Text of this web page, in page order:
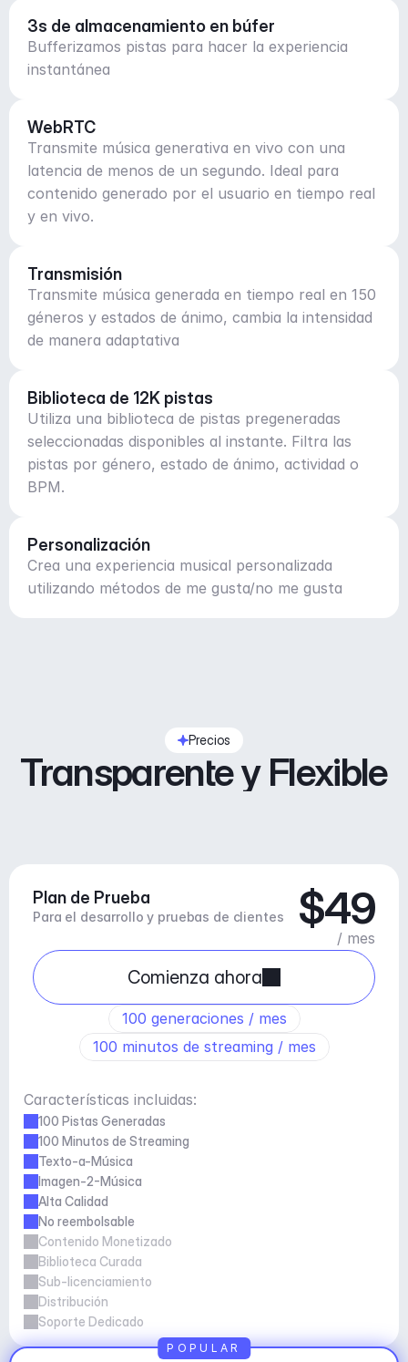
3s de almacenamiento en búfer
Bufferizamos pistas para hacer la experiencia
instantánea
WebRTC
Transmite música generativa en vivo con una
latencia de menos de un segundo. Ideal para
contenido generado por el usuario en tiempo real
y en vivo.
Transmisión
Transmite música generada en tiempo real en 150
géneros y estados de ánimo, cambia la intensidad
de manera adaptativa
Biblioteca de 12K pistas
Utiliza una biblioteca de pistas pregeneradas
seleccionadas disponibles al instante. Filtra las
pistas por género, estado de ánimo, actividad o
BPM.
Personalización
Crea una experiencia musical personalizada
utilizando métodos de me gusta/no me gusta
Precios
Transparente y Flexible
Plan de Prueba
Para el desarrollo y pruebas de clientes $49
/ mes
Comienza ahora
100 generaciones / mes
100 minutos de streaming / mes
Características incluidas:
100 Pistas Generadas
100 Minutos de Streaming
Texto-a-Música
Imagen-2-Música
Alta Calidad
No reembolsable
Contenido Monetizado
Biblioteca Curada
Sub-licenciamiento
Distribución
Soporte Dedicado
POPULAR